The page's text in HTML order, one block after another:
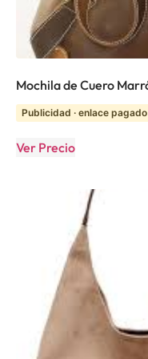
Mochila de Cuero
Publicidad · enlace pagado
Ver Precio